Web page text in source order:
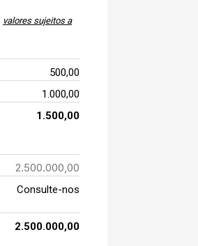
valores sujeitos a
500,00
1.000,00
1.500,00
2.500.000,00
Consulte-nos
2.500.000,00